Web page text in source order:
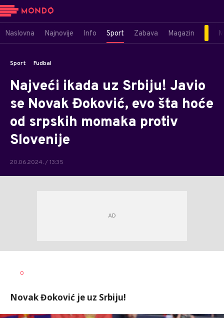
Naslovna Najnovije Info Sport Zabava Magazin
Sport Fudbal
Najveći ikada uz Srbiju! Javio
se Novak Đoković, evo šta hoće
od srpskih momaka protiv
Slovenije
20.06.2024. / 13:35
AUTOR
0
Novak Đoković je uz Srbiju!